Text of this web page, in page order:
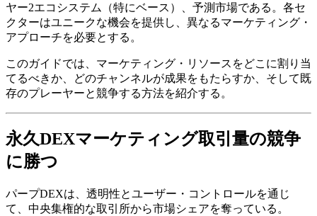
ヤー2エコシステム（特にベース）、予測市場である。各セ
クターはユニークな機会を提供し、異なるマーケティング・
アプローチを必要とする。
このガイドでは、マーケティング・リソースをどこに割り当
てるべきか、どのチャンネルが成果をもたらすか、そして既
存のプレーヤーと競争する方法を紹介する。
永久DEXマーケティング取引量の競争
に勝つ
パープDEXは、透明性とユーザー・コントロールを通じ
て、中央集権的な取引所から市場シェアを奪っている。